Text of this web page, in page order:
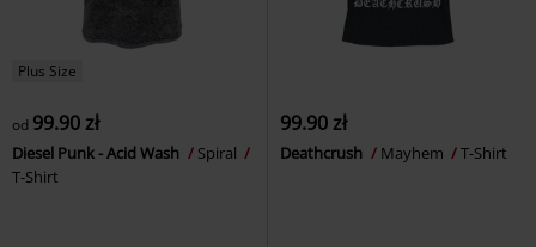
Plus Size
od 99.90 zł
Diesel Punk - Acid Wash
Spiral
T-Shirt
99.90 zł
Deathcrush Mayhem T-Shirt